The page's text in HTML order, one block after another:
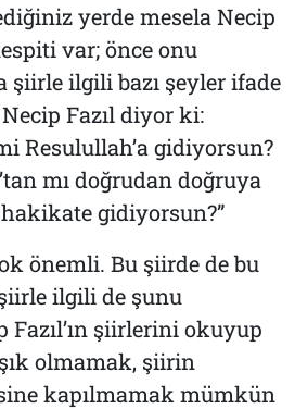
yerde mesela Necip
var; önce onu
şiirle ilgili bazı şeyler ifade
Fazıl diyor ki:
Resulullah’a gidiyorsun?
mı doğrudan doğruya
gidiyorsun?”
önemli. Bu şiirde de bu
ilgili de şunu
Fazıl’ın şiirlerini okuyup
olmamak, şiirin
kapılmamak mümkün